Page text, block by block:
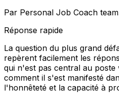
Par Personal Job Coach team
Réponse rapide
La question du plus grand
repèrent facilement les
qui n'est pas central au
comment il s'est manifesté
l'honnêteté et la capacité à